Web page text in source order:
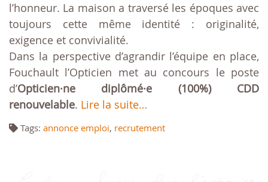
l’honneur. La maison a traversé les époques avec
toujours cette même identité : originalité,
exigence et convivialité.
Dans la perspective d’agrandir l’équipe en place,
Fouchault l’Opticien met au concours le poste
d’Opticien·ne diplômé·e (100%) CDD
renouvelable. Lire la suite…
Tags: annonce emploi, recrutement